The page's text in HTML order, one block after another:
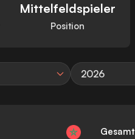
Mittelfeldspieler
Position
2026
Gesamt